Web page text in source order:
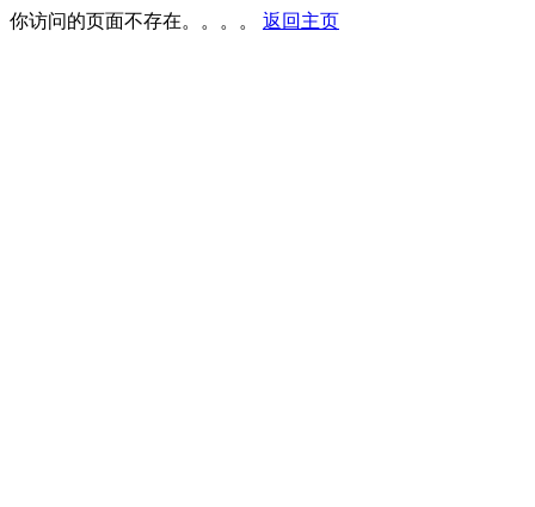
你访问的页面不存在。。。。 返回主页